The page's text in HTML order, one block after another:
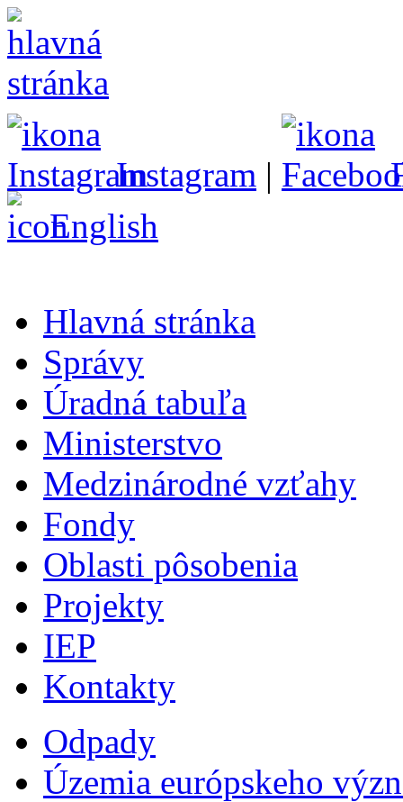
Instagram |
English
Hlavná stránka
Správy
Úradná tabuľa
Ministerstvo
Medzinárodné vzťahy
Fondy
Oblasti pôsobenia
Projekty
IEP
Kontakty
Odpady
Územia európskeho